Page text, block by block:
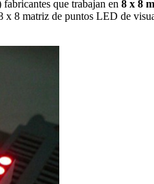
que trabajan en 8 x 8
x 8 matriz de puntos LED de